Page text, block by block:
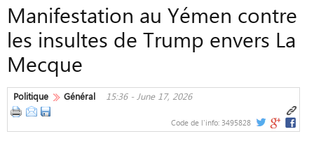
منو
Manifestation au Yémen contre
les insultes de Trump envers La
Mecque
Politique Général 15:36 - June 17, 2026
Code de l'info: 3495828